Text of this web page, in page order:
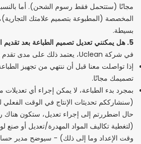
مجانًا (ستتحمل فقط رسوم الشحن). أما بالنسبة
المخصصة (المطبوعة بتصميم علامتك
بسيطة.
5. هل يمكنني تعديل تصميم الطباعة بعد تقديم الطلب؟
في شركة Uclean، يعتمد ذلك على مدى تقدم عملية إنتاج طلبك:
إذا تواصلت معنا قبل أن ننتهي من تجهيز
تصميمك مجانًا.
بمجرد بدء الطباعة، لا يمكن إجراء أي تعديلات
(سنشارككم تحديثات الإنتاج في الوقت
حال اضطررتم إلى إجراء تعديل، ستكون
(لتغطية تكاليف المواد المهدرة/تعديل أو صنع
وقت الإعداد وما إلى ذلك) - سيوضح مدير